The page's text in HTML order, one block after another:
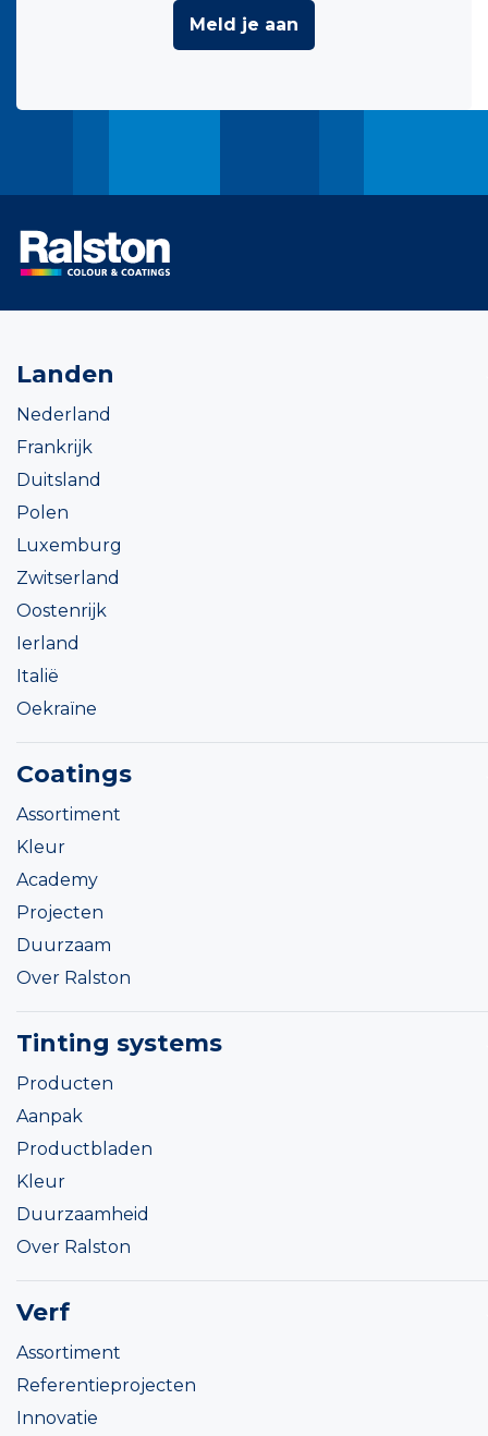
Meld je aan
Landen
Nederland
Frankrijk
Duitsland
Polen
Luxemburg
Zwitserland
Oostenrijk
Ierland
Italië
Oekraïne
Coatings
Assortiment
Kleur
Academy
Projecten
Duurzaam
Over Ralston
Tinting systems
Producten
Aanpak
Productbladen
Kleur
Duurzaamheid
Over Ralston
Verf
Assortiment
Referentieprojecten
Innovatie